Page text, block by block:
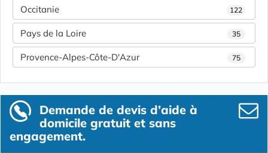
Occitanie 122
Pays de la Loire 35
Provence-Alpes-Côte-D'Azur 75
Demande de devis d’aide à
domicile gratuit et sans
engagement.